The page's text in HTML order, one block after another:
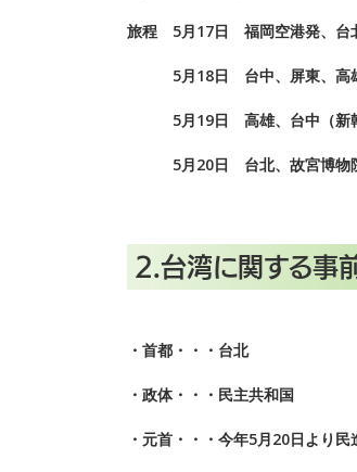
旅程 5月17日 福岡空港発、台
5月18日 台中、屏東、高雄
5月19日 高雄、台中（新幹線
5月20日 台北、故宮博物院
2.台湾に関する事
・首都・・・台北
・政体・・・民主共和国
・元首・・・今年5月20日より